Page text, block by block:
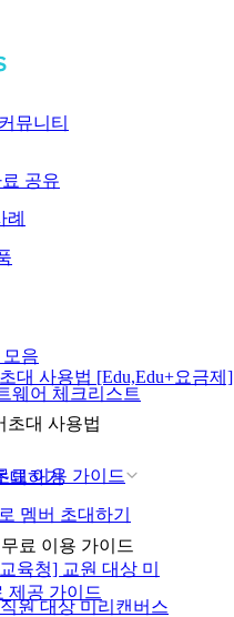
대 사용법 [Edu,Edu+요금제]
료 이용 가이드
뮤니티
공유
음
웨어 체크리스트
초대 사용법
대하기
멤버 초대하기
료 이용 가이드
육청] 교원 대상 미
제공 가이드
원 대상 미리캔버스